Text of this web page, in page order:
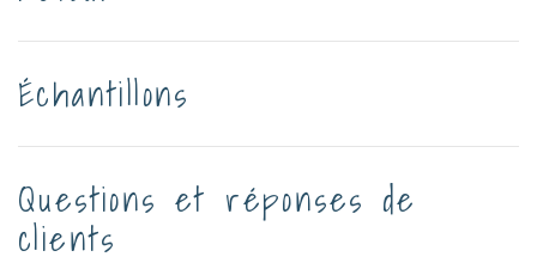
Échantillons
Questions et réponses de
clients